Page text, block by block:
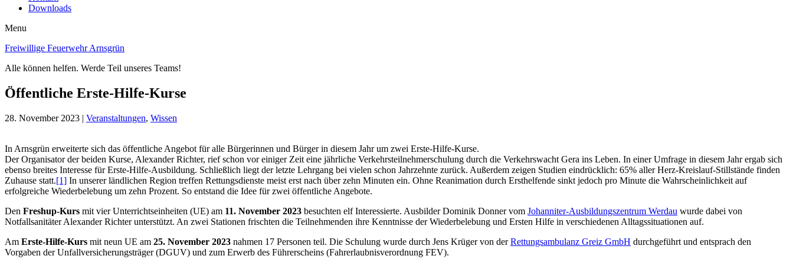
Downloads
Menu
Freiwillige Feuerwehr Arnsgrün
Alle können helfen. Werde Teil unseres Teams!
Öffentliche Erste-Hilfe-Kurse
28. November 2023 | Veranstaltungen, Wissen
In Arnsgrün erweiterte sich das öffentliche Angebot für alle Bürgerinnen und Bürger in diesem Jahr um zwei Erste-Hilfe-Kurse.
Der Organisator der beiden Kurse, Alexander Richter, rief schon vor einiger Zeit eine jährliche Verkehrsteilnehmerschulung durch die Verkehrswacht Gera ins Leben. In einer Umfrage in diesem Jahr ergab sich
ebenso breites Interesse für Erste-Hilfe-Ausbildung. Schließlich liegt der letzte Lehrgang bei vielen schon Jahrzehnte zurück. Außerdem zeigen Studien eindrücklich: 65% aller Herz-Kreislauf-Stillstände finden
Zuhause statt.[1] In unserer ländlichen Region treffen Rettungsdienste meist erst nach über zehn Minuten ein. Ohne Reanimation durch Ersthelfende sinkt jedoch pro Minute die Wahrscheinlichkeit auf
erfolgreiche Wiederbelebung um zehn Prozent. So entstand die Idee für zwei öffentliche Angebote.
Den Freshup-Kurs mit vier Unterrichtseinheiten (UE) am 11. November 2023 besuchten elf Interessierte. Ausbilder Dominik Donner vom Johanniter-Ausbildungszentrum Werdau wurde dabei von
Notfallsanitäter Alexander Richter unterstützt. An zwei Stationen frischten die Teilnehmenden ihre Kenntnisse der Wiederbelebung und Ersten Hilfe in verschiedenen Alltagssituationen auf.
Am Erste-Hilfe-Kurs mit neun UE am 25. November 2023 nahmen 17 Personen teil. Die Schulung wurde durch Jens Krüger von derRettungsambulanz Greiz GmbH durchgeführt und entsprach den
Vorgaben der Unfallversicherungsträger (DGUV) und zum Erwerb des Führerscheins (Fahrerlaubnisverordnung FEV).